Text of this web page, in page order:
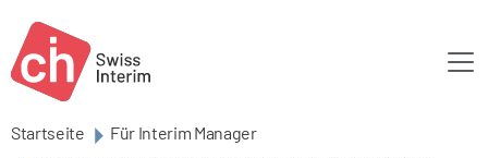
Startseite
Für Interim Manager